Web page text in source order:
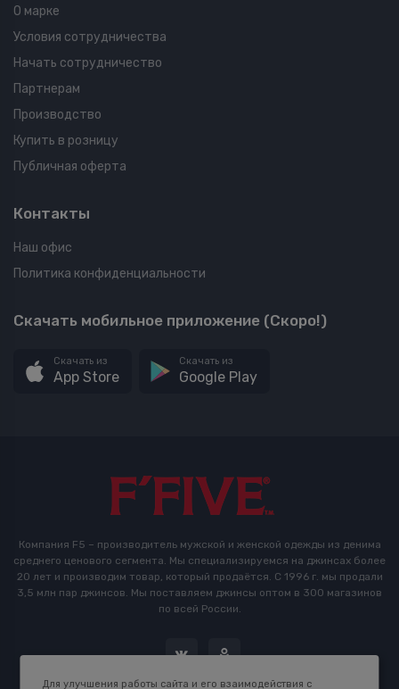
О марке
Условия сотрудничества
Начать сотрудничество
Партнерам
Производство
Купить в розницу
Публичная оферта
Контакты
Наш офис
Политика конфиденциальности
Скачать мобильное приложение (Скоро!)
Скачать из
App Store
Скачать из
Google Play
Компания F5 – производитель мужской и женской одежды из денима
среднего ценового сегмента. Мы специализируемся на джинсах более
20 лет и производим товар, который продаётся. С 1996 г. мы продали
3,5 млн пар джинсов. Мы поставляем джинсы оптом в 300 магазинов
по всей России.
Для улучшения работы сайта и его взаимодействия с